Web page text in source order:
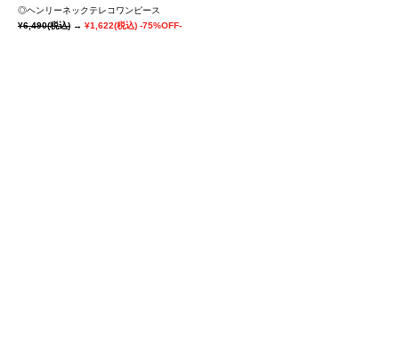
◎ヘンリーネックテレコワンピース
¥6,490(税込) → ¥1,622(税込) -75%OFF-